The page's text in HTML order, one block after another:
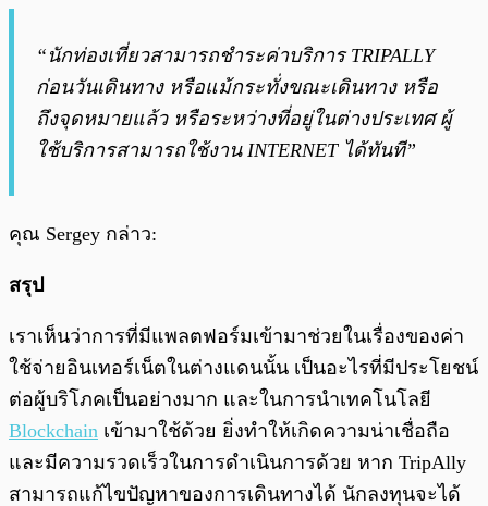
“นักท่องเที่ยวสามารถชำระค่าบริการ TRIPALLY
ก่อนวันเดินทาง หรือแม้กระทั่งขณะเดินทาง หรือ
ถึงจุดหมายแล้ว หรือระหว่างที่อยู่ในต่างประเทศ ผู้
ใช้บริการสามารถใช้งาน INTERNET ได้ทันที”
คุณ Sergey กล่าว:
สรุป
เราเห็นว่าการที่มีแพลตฟอร์มเข้ามาช่วยในเรื่องของค่า
ใช้จ่ายอินเทอร์เน็ตในต่างแดนนั้น เป็นอะไรที่มีประโยชน์
ต่อผู้บริโภคเป็นอย่างมาก และในการนำเทคโนโลยี
Blockchain เข้ามาใช้ด้วย ยิ่งทำให้เกิดความน่าเชื่อถือ
และมีความรวดเร็วในการดำเนินการด้วย หาก TripAlly
สามารถแก้ไขปัญหาของการเดินทางได้ นักลงทุนจะได้